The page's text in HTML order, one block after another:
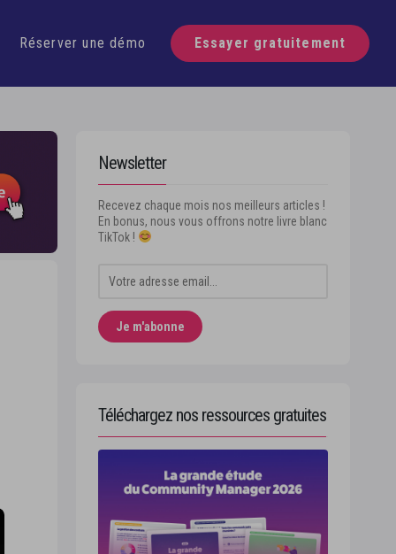
Réserver une démo Essayer gratuitement
Newsletter
Recevez chaque mois nos meilleurs articles !
En bonus, nous vous offrons notre livre blanc
TikTok !
Téléchargez nos ressources gratuites